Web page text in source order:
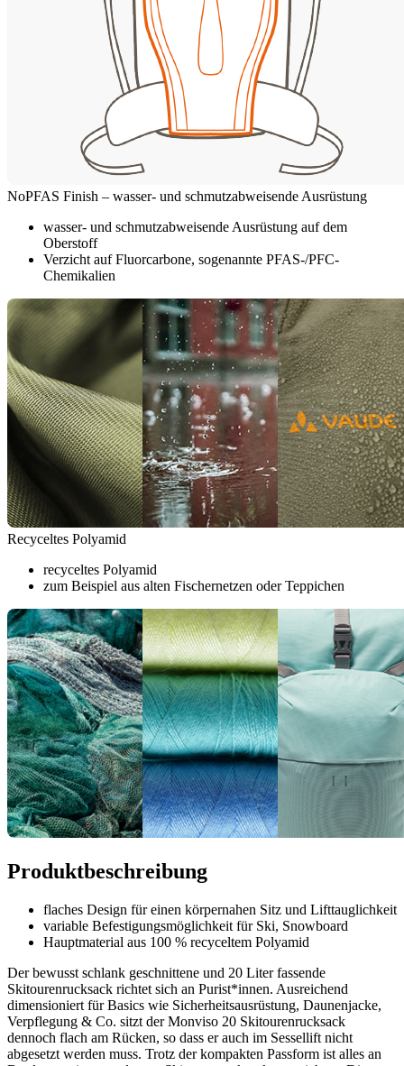
NoPFAS Finish – wasser- und schmutzabweisende Ausrüstung
wasser- und schmutzabweisende Ausrüstung auf dem
Oberstoff
Verzicht auf Fluorcarbone, sogenannte PFAS-/PFC-
Chemikalien
Recyceltes Polyamid
recyceltes Polyamid
zum Beispiel aus alten Fischernetzen oder Teppichen
Produktbeschreibung
flaches Design für einen körpernahen Sitz und Lifttauglichkeit
variable Befestigungsmöglichkeit für Ski, Snowboard
Hauptmaterial aus 100 % recyceltem Polyamid
Der bewusst schlank geschnittene und 20 Liter fassende
Skitourenrucksack richtet sich an Purist*innen. Ausreichend
dimensioniert für Basics wie Sicherheitsausrüstung, Daunenjacke,
Verpflegung & Co. sitzt der Monviso 20 Skitourenrucksack
dennoch flach am Rücken, so dass er auch im Sessellift nicht
abgesetzt werden muss. Trotz der kompakten Passform ist alles an